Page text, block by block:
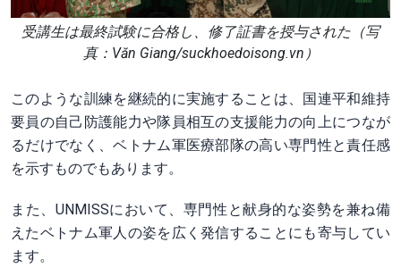
受講生は最終試験に合格し、修了証書を授与された（写
真：Văn Giang/suckhoedoisong.vn）
このような訓練を継続的に実施することは、国連平和維持
要員の自己防護能力や隊員相互の支援能力の向上につなが
るだけでなく、ベトナム軍医療部隊の高い専門性と責任感
を示すものでもあります。
また、UNMISSにおいて、専門性と献身的な姿勢を兼ね備
えたベトナム軍人の姿を広く発信することにも寄与してい
ます。